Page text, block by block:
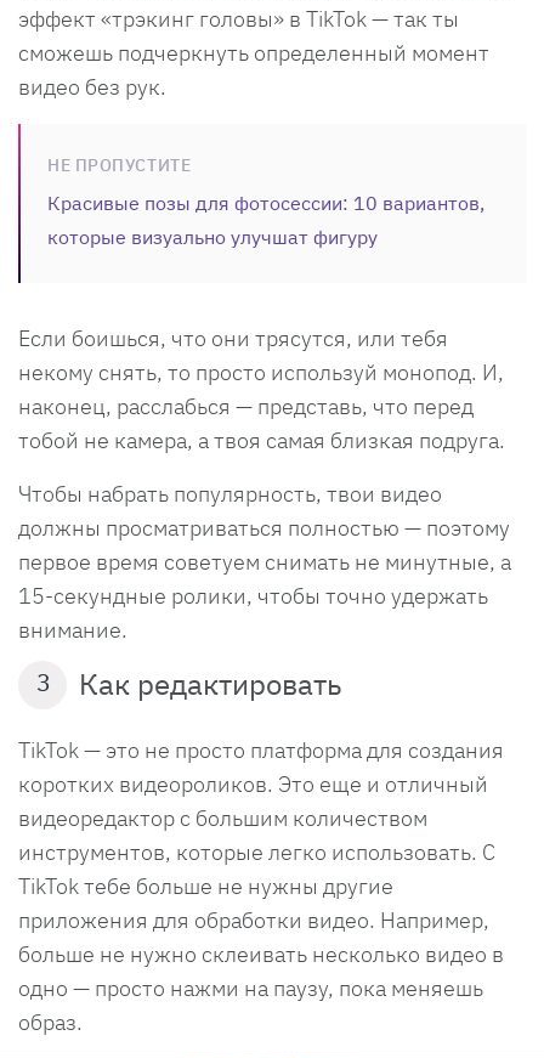
эффект «трэкинг головы» в TikTok — так ты
сможешь подчеркнуть определенный момент
видео без рук.
НЕ ПРОПУСТИТЕ
Красивые позы для фотосессии: 10 вариантов,
которые визуально улучшат фигуру
Если боишься, что они трясутся, или тебя
некому снять, то просто используй монопод. И,
наконец, расслабься — представь, что перед
тобой не камера, а твоя самая близкая подруга.
Чтобы набрать популярность, твои видео
должны просматриваться полностью — поэтому
первое время советуем снимать не минутные, а
15-секундные ролики, чтобы точно удержать
внимание.
3 Как редактировать
TikTok — это не просто платформа для создания
коротких видеороликов. Это еще и отличный
видеоредактор с большим количеством
инструментов, которые легко использовать. С
TikTok тебе больше не нужны другие
приложения для обработки видео. Например,
больше не нужно склеивать несколько видео в
одно — просто нажми на паузу, пока меняешь
образ.